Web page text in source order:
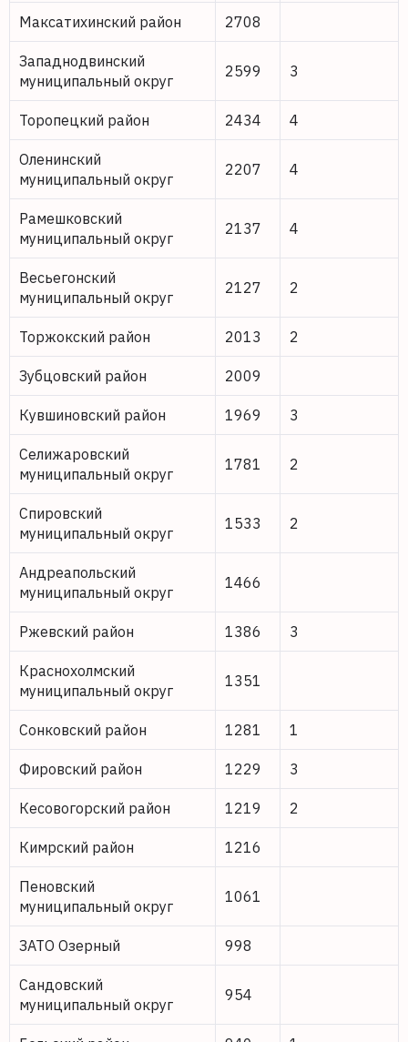
Максатихинский район 2708
Западнодвинский
муниципальный округ
2599 3
Торопецкий район 2434 4
Оленинский
муниципальный округ
2207 4
Рамешковский
муниципальный округ
2137 4
Весьегонский
муниципальный округ
2127 2
Торжокский район 2013 2
Зубцовский район 2009
Кувшиновский район 1969 3
Селижаровский
муниципальный округ
1781 2
Спировский
муниципальный округ
1533 2
Андреапольский
муниципальный округ
1466
Ржевский район 1386 3
Краснохолмский
муниципальный округ
1351
Сонковский район 1281 1
Фировский район 1229 3
Кесовогорский район 1219 2
Кимрский район 1216
Пеновский
муниципальный округ
1061
ЗАТО Озерный 998
Сандовский
муниципальный округ
954